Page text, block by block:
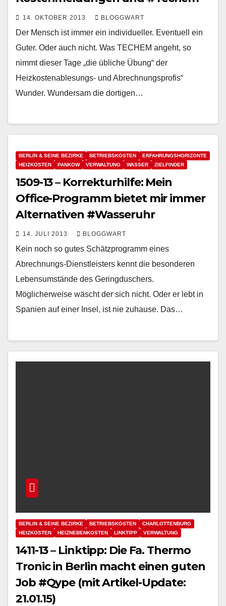
14. OKTOBER 2013 BLOGGWART
Der Mensch ist immer ein individueller. Eventuell ein
Guter. Oder auch nicht. Was TECHEM angeht, so
nimmt dieser Tage „die übliche Übung“ der
Heizkostenablesungs- und Abrechnungsprofis“
Wunder. Wundersam die dortigen…
BERLIN & SEINE BEZIRKE BETRIEBSKOSTEN
ERFAHRUNGSHORIZONTE
HEIZKOSTEN
PANKOW VERWALTUNG WASSER ZIELFINDER
1509-13 – Korrekturhilfe: Mein
Office-Programm bietet mir immer
Alternativen #Wasseruhr
14. JULI 2013 BLOGGWART
Kein noch so gutes Schätzprogramm eines
Abrechnungs-Dienstleisters kennt die besonderen
Lebensumstände des Geringduschers.
Möglicherweise wäscht der sich nicht. Oder er lebt in
Spanien auf einer Insel, ist nie zuhause. Das…
BERLIN & SEINE BEZIRKE BETRIEBSKOSTEN
CHARLOTTENBURG
HEIZKOSTEN
HEIZNEBENKOSTEN LINKTIPP VERWALTUNG
1411-13 – Linktipp: Die Fa. Thermo
Tronic in Berlin macht einen guten
Job #Qype (mit Artikel-Update:
21.01.15)